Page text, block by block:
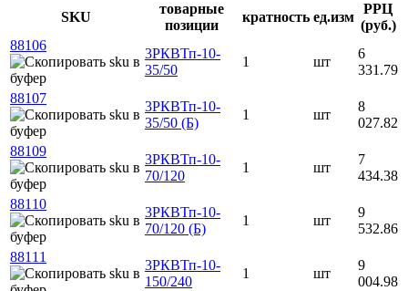
SKU
товарные
позиции
кратность ед.изм
РРЦ
(руб.)
88106
3РКВТп-10-
35/50
1 шт
6
331.79
88107
3РКВТп-10-
35/50 (Б)
1 шт
8
027.82
88109
3РКВТп-10-
70/120
1 шт
7
434.38
88110
3РКВТп-10-
70/120 (Б)
1 шт
9
532.86
88111
3РКВТп-10-
150/240
1 шт
9
004.98